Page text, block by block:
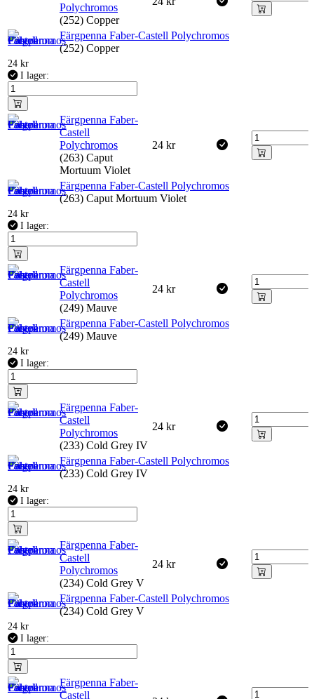
Polychromos
(252) Copper
Färgpenna Faber-Castell Polychromos
(252) Copper
24 kr
I lager:
Färgpenna Faber-
Castell
Polychromos
(263) Caput
Mortuum Violet
24 kr
Färgpenna Faber-Castell Polychromos
(263) Caput Mortuum Violet
24 kr
I lager:
Färgpenna Faber-
Castell
Polychromos
(249) Mauve
24 kr
Färgpenna Faber-Castell Polychromos
(249) Mauve
24 kr
I lager:
Färgpenna Faber-
Castell
Polychromos
(233) Cold Grey IV
24 kr
Färgpenna Faber-Castell Polychromos
(233) Cold Grey IV
24 kr
I lager:
Färgpenna Faber-
Castell
Polychromos
(234) Cold Grey V
24 kr
Färgpenna Faber-Castell Polychromos
(234) Cold Grey V
24 kr
I lager:
Färgpenna Faber-
Castell